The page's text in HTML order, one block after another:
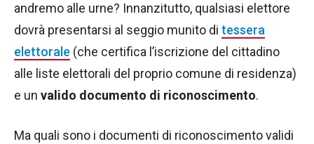
andremo alle urne? Innanzitutto, qualsiasi elettore
dovrà presentarsi al seggio munito di tessera
elettorale (che certifica l’iscrizione del cittadino
alle liste elettorali del proprio comune di residenza)
e un valido documento di riconoscimento.
Ma quali sono i documenti di riconoscimento validi